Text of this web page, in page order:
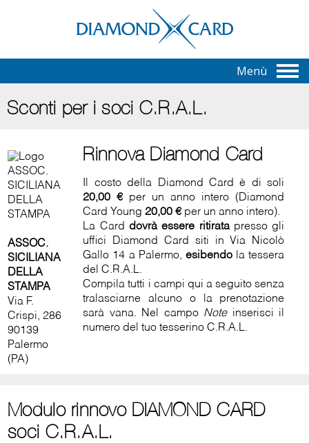
Menù
Sconti per i soci C.R.A.L.
ASSOC.
SICILIANA
DELLA
STAMPA
Via F.
Crispi, 286
90139
Palermo
(PA)
Rinnova Diamond Card
Il costo della Diamond Card è di soli
20,00 €per un anno intero (Diamond
Card Young20,00 €per un anno intero).
La Card dovrà essere ritiratapresso gli
uffici Diamond Card siti in Via Nicolò
Gallo 14 a Palermo, esibendola tessera
del C.R.A.L.
Compila tutti i campi qui a seguito senza
tralasciarne alcuno o la prenotazione
sarà vana. Nel campo Noteinserisci il
numero del tuo tesserino C.R.A.L.
Modulo rinnovo DIAMOND CARD
soci C.R.A.L.